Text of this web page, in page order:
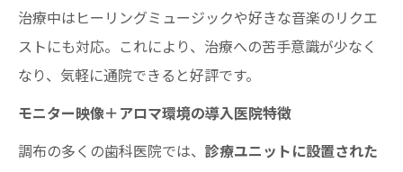
治療中はヒーリングミュージックや好きな音楽のリクエ
ストにも対応。これにより、治療への苦手意識が少なく
なり、気軽に通院できると好評です。
モニター映像＋アロマ環境の導入医院特徴
調布の多くの歯科医院では、 診療ユニットに設置された